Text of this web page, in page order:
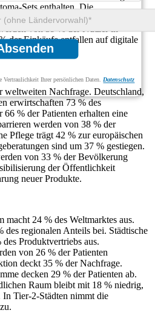
Ihrer persönlichen Daten. Datenschutz
Sets enthalten. Die
44 % der laufenden Pflege.
von 39 % der Nutzer in
der Einkäufe entfallen auf digitale
weltweiten Nachfrage. Deutschland,
erwirtschaften 73 % des
66 % der Patienten erhalten eine
werden von 38 % der
Pflege trägt 42 % zur europäischen
sind um 37 % gestiegen.
von 33 % der Bevölkerung
der Öffentlichkeit
neuer Produkte.
macht 24 % des Weltmarktes aus.
des regionalen Anteils bei. Städtische
Produktvertriebs aus.
von 26 % der Patienten
deckt 35 % der Nachfrage.
decken 29 % der Patienten ab.
Raum bleibt mit 18 % niedrig,
Tier-2-Städten nimmt die